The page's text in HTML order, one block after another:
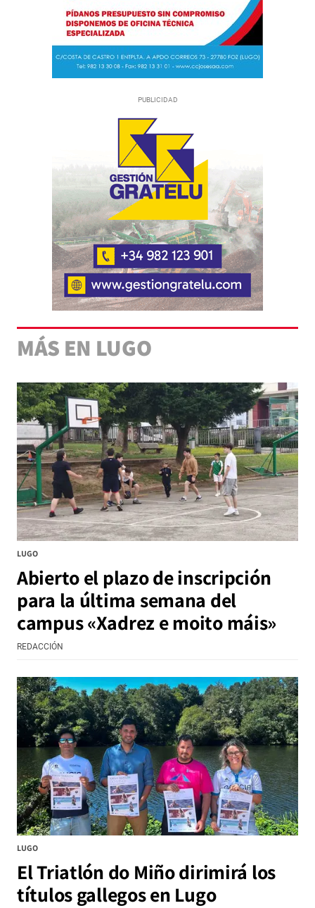
MÁS EN LUGO
LUGO
Abierto el plazo de inscripción
para la última semana del
campus «Xadrez e moito máis»
REDACCIÓN
LUGO
El Triatlón do Miño dirimirá los
títulos gallegos en Lugo